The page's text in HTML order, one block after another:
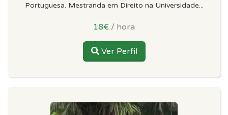
Portuguesa. Mestranda em Direito na Universidade...
18€ / hora
Ver Perfil